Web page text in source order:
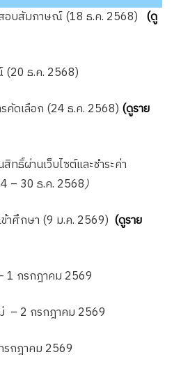
อบสัมภาษณ์ (18 ธ.ค. 2568) (ดู
ธ.ค. 2568)
คัดเลือก (24 ธ.ค. 2568) (ดูราย
ธิ์ผ่านเว็บไซต์และชำระค่า
– 30 ธ.ค. 2568)
าศึกษา (9 ม.ค. 2569) (ดูราย
1 กรกฎาคม 2569
– 2 กรกฎาคม 2569
กฎาคม 2569